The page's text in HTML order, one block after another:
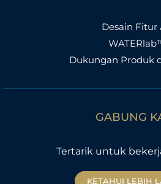
Desain Fitur
Dukungan Produk
GABUNG
Tertarik untuk
KETAHUI LEBIH